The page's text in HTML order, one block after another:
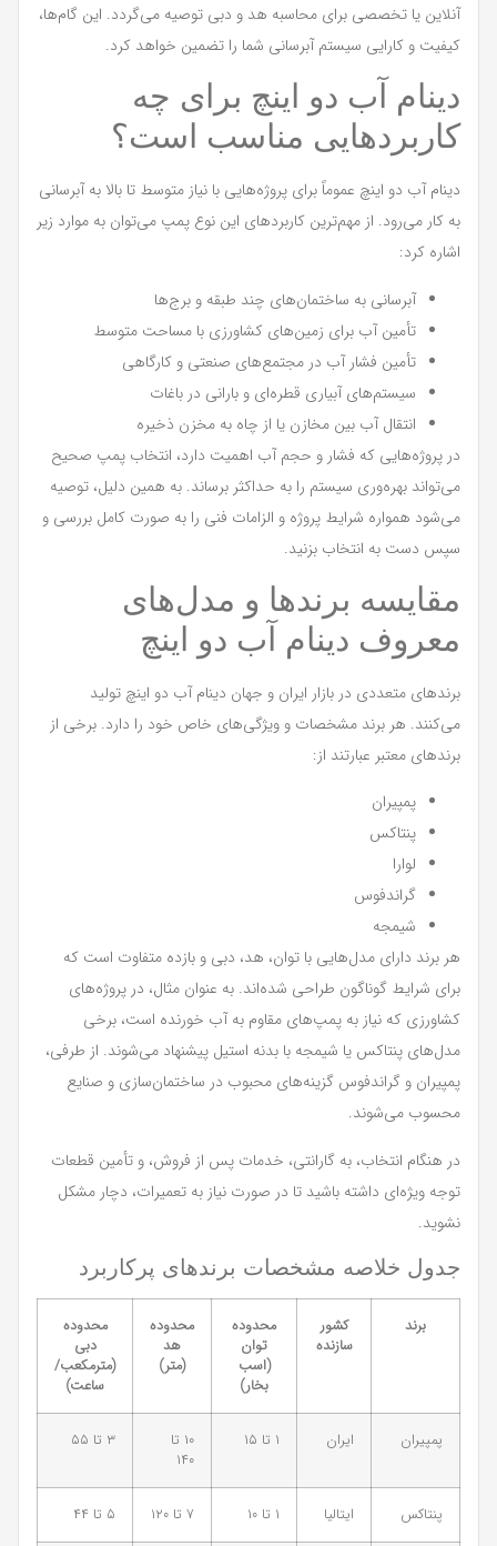
آنلاین یا تخصصی برای محاسبه هد و دبی توصیه می‌گردد. این گام‌ها،
کیفیت و کارایی سیستم آبرسانی شما را تضمین خواهد کرد.
دینام آب دو اینچ برای چه
کاربردهایی مناسب است؟
دینام آب دو اینچ عموماً برای پروژه‌هایی با نیاز متوسط تا بالا به آبرسانی
به کار می‌رود. از مهم‌ترین کاربردهای این نوع پمپ می‌توان به موارد زیر
اشاره کرد:
آبرسانی به ساختمان‌های چند طبقه و برج‌ها
تأمین آب برای زمین‌های کشاورزی با مساحت متوسط
تأمین فشار آب در مجتمع‌های صنعتی و کارگاهی
سیستم‌های آبیاری قطره‌ای و بارانی در باغات
انتقال آب بین مخازن یا از چاه به مخزن ذخیره
در پروژه‌هایی که فشار و حجم آب اهمیت دارد، انتخاب پمپ صحیح
می‌تواند بهره‌وری سیستم را به حداکثر برساند. به همین دلیل، توصیه
می‌شود همواره شرایط پروژه و الزامات فنی را به صورت کامل بررسی و
سپس دست به انتخاب بزنید.
مقایسه برندها و مدل‌های
معروف دینام آب دو اینچ
برندهای متعددی در بازار ایران و جهان دینام آب دو اینچ تولید
می‌کنند. هر برند مشخصات و ویژگی‌های خاص خود را دارد. برخی از
برندهای معتبر عبارتند از:
پمپیران
پنتاکس
لوارا
گراندفوس
شیمجه
هر برند دارای مدل‌هایی با توان، هد، دبی و بازده متفاوت است که
برای شرایط گوناگون طراحی شده‌اند. به عنوان مثال، در پروژه‌های
کشاورزی که نیاز به پمپ‌های مقاوم به آب خورنده است، برخی
مدل‌های پنتاکس یا شیمجه با بدنه استیل پیشنهاد می‌شوند. از طرفی،
پمپیران و گراندفوس گزینه‌های محبوب در ساختمان‌سازی و صنایع
محسوب می‌شوند.
در هنگام انتخاب، به گارانتی، خدمات پس از فروش، و تأمین قطعات
توجه ویژه‌ای داشته باشید تا در صورت نیاز به تعمیرات، دچار مشکل
نشوید.
جدول خلاصه مشخصات برندهای پرکاربرد
برند
کشور
سازنده
محدوده
توان
(اسب
بخار)
محدوده
هد
(متر)
محدوده
دبی
(مترمکعب/
ساعت)
پمپیران ایران ۱ تا ۱۵
۱۰ تا
۱۴۰
۳ تا ۵۵
پنتاکس ایتالیا ۱ تا ۱۰ ۷ تا ۱۲۰ ۵ تا ۴۴